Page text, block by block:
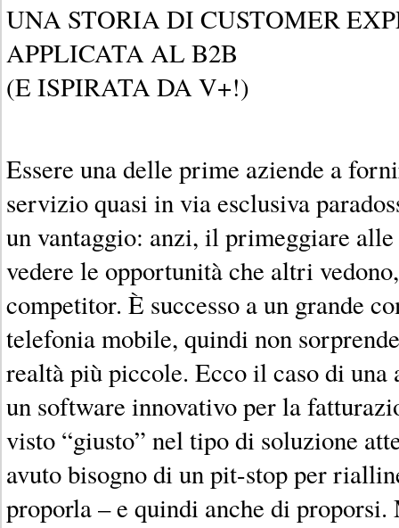
UNA STORIA DI CUSTOMER
APPLICATA AL B2B
(E ISPIRATA DA V+!)
Essere una delle prime aziende a
servizio quasi in via esclusiva
un vantaggio: anzi, il primeggiare
vedere le opportunità che altri
competitor. È successo a un grande
telefonia mobile, quindi non
realtà più piccole. Ecco il caso di
un software innovativo per la
visto “giusto” nel tipo di soluzione
avuto bisogno di un pit-stop per
proporla – e quindi anche di